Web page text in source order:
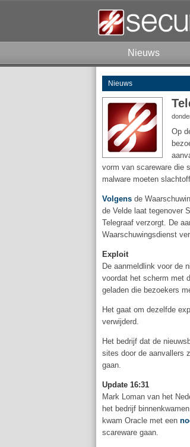
Nieuws
Nieuws
Op
vorm van scareware die
malware moeten
Volgens de
de Velde laat tegenover
Telegraaf verzorgt. De
Waarschuwingsdienst
Exploit
De aanmeldlink voor de
voordat het scherm met
geladen die bezoekers
Het gaat om dezelfde
verwijderd.
Het bedrijf dat de
sites door de aanvallers
gaan.
Update 16:31
Mark Loman van het
het bedrijf
kwam Oracle met een
scareware gaan.